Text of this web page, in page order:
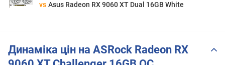
vs Asus Radeon RX 9060 XT Dual 16GB White
Динаміка цін на ASRock Radeon RX